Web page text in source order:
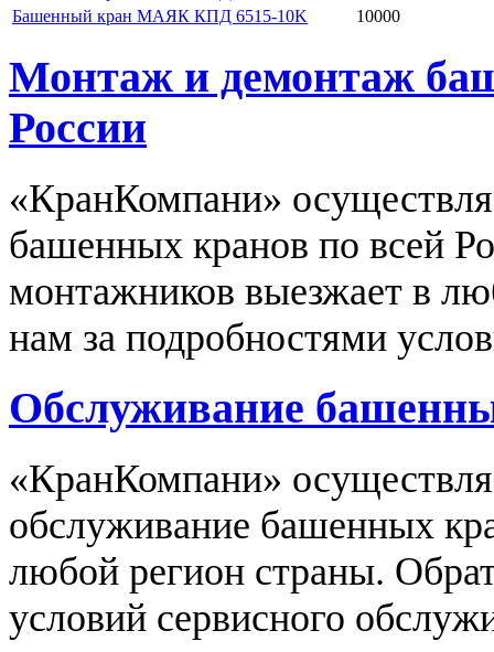
Башенный кран МАЯК КПД 6515-10K
10000
Монтаж и демонтаж
России
«КранКомпани»
башенных кранов по всей
монтажников выезжает в
нам за подробностями
Обслуживание
«КранКомпани»
обслуживание башенных
любой регион страны.
условий сервисного